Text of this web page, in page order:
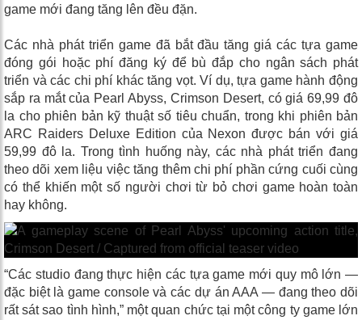
game mới đang tăng lên đều đặn.
Các nhà phát triển game đã bắt đầu tăng giá các tựa game
đóng gói hoặc phí đăng ký để bù đắp cho ngân sách phát
triển và các chi phí khác tăng vọt. Ví dụ, tựa game hành động
sắp ra mắt của Pearl Abyss, Crimson Desert, có giá 69,99 đô
la cho phiên bản kỹ thuật số tiêu chuẩn, trong khi phiên bản
ARC Raiders Deluxe Edition của Nexon được bán với giá
59,99 đô la. Trong tình huống này, các nhà phát triển đang
theo dõi xem liệu việc tăng thêm chi phí phần cứng cuối cùng
có thể khiến một số người chơi từ bỏ chơi game hoàn toàn
hay không.
“Các studio đang thực hiện các tựa game mới quy mô lớn —
đặc biệt là game console và các dự án AAA — đang theo dõi
rất sát sao tình hình,” một quan chức tại một công ty game lớn